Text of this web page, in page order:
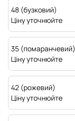
48 (бузковий)
Ціну уточнюйте
35 (помаранчевий)
Ціну уточнюйте
42 (рожевий)
Ціну уточнюйте